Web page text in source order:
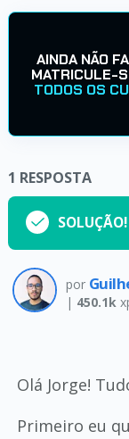
AINDA NÃO
MATRICULE-
TODOS OS
1 RESPOSTA
SOLUÇÃO!
por
| 450.1k
Olá Jorge!
Primeiro eu